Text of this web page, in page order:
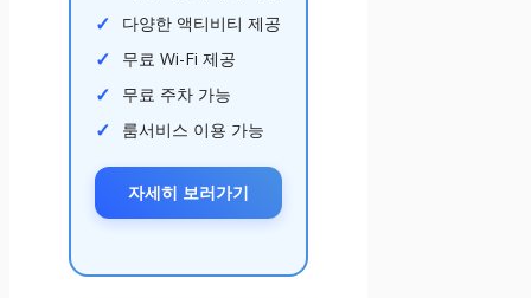
다양한 액티비티 제공
무료 Wi-Fi 제공
무료 주차 가능
룸서비스 이용 가능
자세히 보러가기